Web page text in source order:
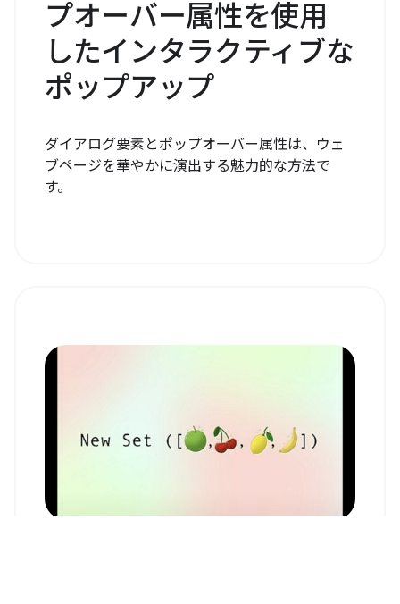
プオーバー属性を使用
したインタラクティブな
ポップアップ
ダイアログ要素とポップオーバー属性は、ウェ
ブページを華やかに演出する魅力的な方法で
す。